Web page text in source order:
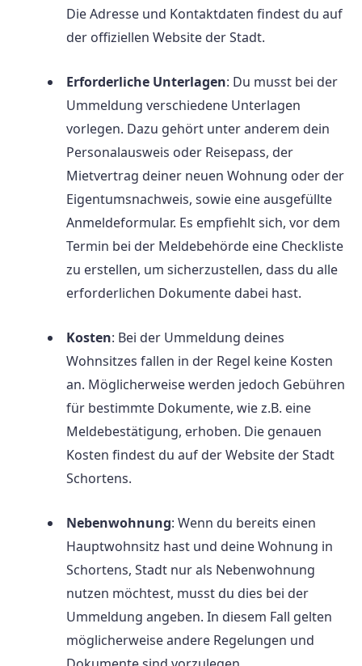
Die Adresse und Kontaktdaten findest du auf
der offiziellen Website der Stadt.
Erforderliche Unterlagen: Du musst bei der
Ummeldung verschiedene Unterlagen
vorlegen. Dazu gehört unter anderem dein
Personalausweis oder Reisepass, der
Mietvertrag deiner neuen Wohnung oder der
Eigentumsnachweis, sowie eine ausgefüllte
Anmeldeformular. Es empfiehlt sich, vor dem
Termin bei der Meldebehörde eine Checkliste
zu erstellen, um sicherzustellen, dass du alle
erforderlichen Dokumente dabei hast.
Kosten: Bei der Ummeldung deines
Wohnsitzes fallen in der Regel keine Kosten
an. Möglicherweise werden jedoch Gebühren
für bestimmte Dokumente, wie z.B. eine
Meldebestätigung, erhoben. Die genauen
Kosten findest du auf der Website der Stadt
Schortens.
Nebenwohnung: Wenn du bereits einen
Hauptwohnsitz hast und deine Wohnung in
Schortens, Stadt nur als Nebenwohnung
nutzen möchtest, musst du dies bei der
Ummeldung angeben. In diesem Fall gelten
möglicherweise andere Regelungen und